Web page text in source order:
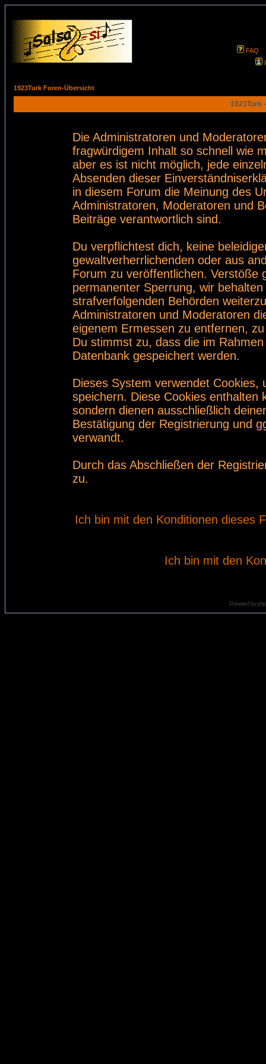
FAQ
1923Turk Foren-Übersicht
1923Turk
Die Administratoren und
fragwürdigem Inhalt so schnell wie
aber es ist nicht möglich, jede
Absenden dieser
in diesem Forum die Meinung des
Administratoren, Moderatoren und
Beiträge verantwortlich sind.
Du verpflichtest dich, keine
gewaltverherrlichenden oder aus
Forum zu veröffentlichen. Verstöße
permanenter Sperrung, wir
strafverfolgenden Behörden
Administratoren und Moderatoren
eigenem Ermessen zu entfernen,
Du stimmst zu, dass die im
Datenbank gespeichert werden.
Dieses System verwendet
speichern. Diese Cookies enthalten
sondern dienen ausschließlich
Bestätigung der Registrierung und
verwandt.
Durch das Abschließen der
zu.
Ich bin mit den Konditionen dieses
Ich bin mit den
Powered by